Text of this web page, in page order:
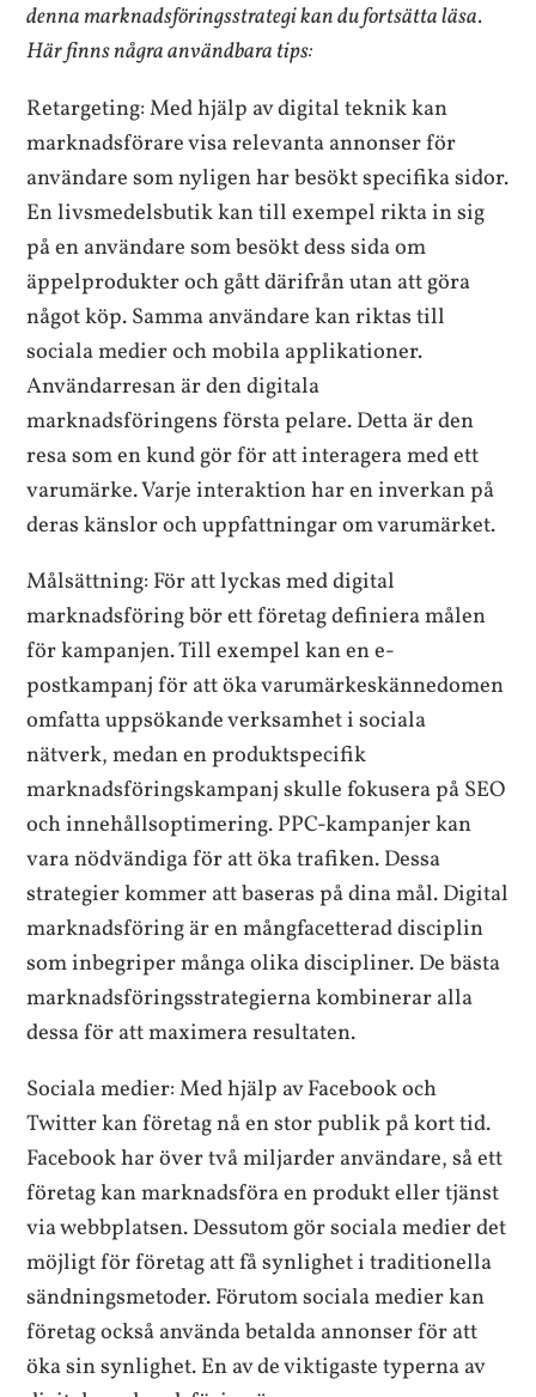
denna marknadsföringsstrategi kan du fortsätta läsa.
Här finns några användbara tips:
Retargeting: Med hjälp av digital teknik kan
marknadsförare visa relevanta annonser för
användare som nyligen har besökt specifika sidor.
En livsmedelsbutik kan till exempel rikta in sig
på en användare som besökt dess sida om
äppelprodukter och gått därifrån utan att göra
något köp. Samma användare kan riktas till
sociala medier och mobila applikationer.
Användarresan är den digitala
marknadsföringens första pelare. Detta är den
resa som en kund gör för att interagera med ett
varumärke. Varje interaktion har en inverkan på
deras känslor och uppfattningar om varumärket.
Målsättning: För att lyckas med digital
marknadsföring bör ett företag definiera målen
för kampanjen. Till exempel kan en e-
postkampanj för att öka varumärkeskännedomen
omfatta uppsökande verksamhet i sociala
nätverk, medan en produktspecifik
marknadsföringskampanj skulle fokusera på SEO
och innehållsoptimering. PPC-kampanjer kan
vara nödvändiga för att öka trafiken. Dessa
strategier kommer att baseras på dina mål. Digital
marknadsföring är en mångfacetterad disciplin
som inbegriper många olika discipliner. De bästa
marknadsföringsstrategierna kombinerar alla
dessa för att maximera resultaten.
Sociala medier: Med hjälp av Facebook och
Twitter kan företag nå en stor publik på kort tid.
Facebook har över två miljarder användare, så ett
företag kan marknadsföra en produkt eller tjänst
via webbplatsen. Dessutom gör sociala medier det
möjligt för företag att få synlighet i traditionella
sändningsmetoder. Förutom sociala medier kan
företag också använda betalda annonser för att
öka sin synlighet. En av de viktigaste typerna av